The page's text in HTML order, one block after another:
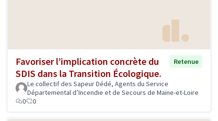
Favoriser l’implication concrète du
SDIS dans la Transition Écologique.
Retenue
Le collectif des Sapeur Dédé, Agents du Service
Départemental d’Incendie et de Secours de Maine-et-Loire
0
0